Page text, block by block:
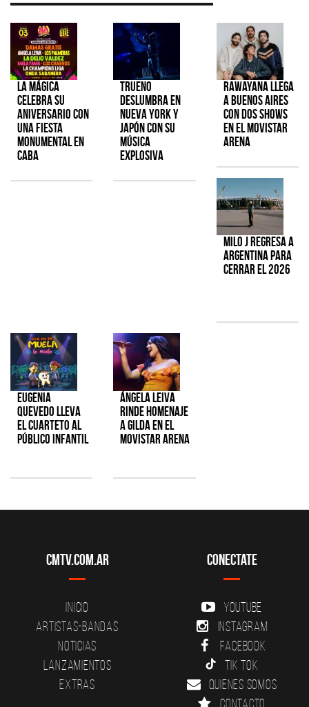
La Mágica
celebra su
aniversario con
una fiesta
monumental en
CABA
TRUENO
deslumbra en
Nueva York y
Japón con su
música
explosiva
Rawayana llega
a Buenos Aires
con dos shows
en el Movistar
Arena
Milo J regresa a
Argentina para
cerrar el 2026
Eugenia
Quevedo lleva
el cuarteto al
público infantil
Ángela Leiva
rinde homenaje
a Gilda en el
Movistar Arena
CMTV.com.ar
Inicio
Artistas-Bandas
Noticias
Lanzamientos
Extras
Conectate
YouTube
Instagram
Facebook
Tik Tok
Quienes somos
Contacto